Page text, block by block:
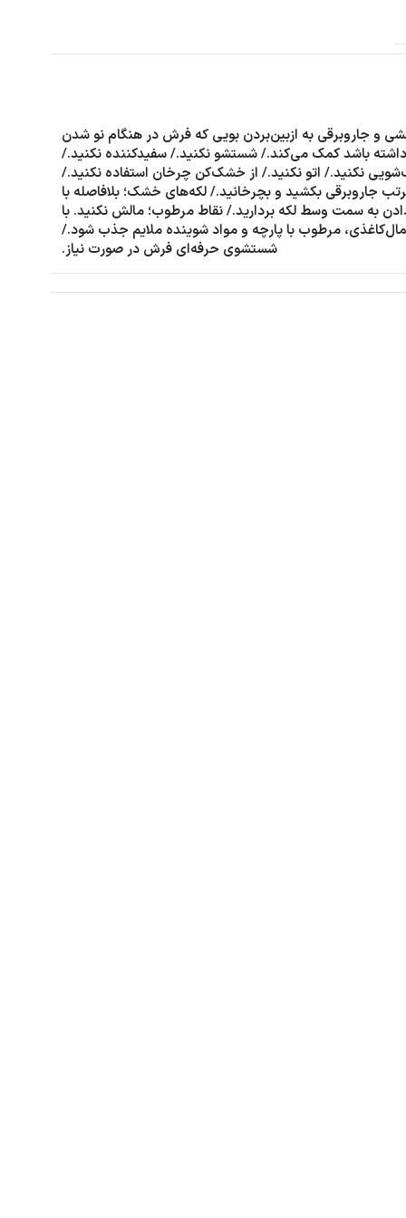
و جاروبرقی به ازبین‌بردن بویی که فرش در هنگام نو شدن
باشد کمک می‌کند./ شستشو نکنید./ سفیدکننده نکنید./
نکنید./ اتو نکنید./ از خشک‌کن چرخان استفاده نکنید./
جاروبرقی بکشید و بچرخانید./ لکه‌های خشک؛ بلافاصله با
به سمت وسط لکه بردارید./ نقاط مرطوب؛ مالش نکنید. با
مرطوب با پارچه و مواد شوینده ملایم جذب شود./
شستشوی حرفه‌ای فرش در صورت نیاز.